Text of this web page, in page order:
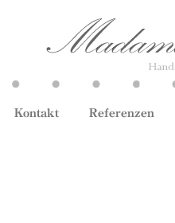
Kontakt Referenzen